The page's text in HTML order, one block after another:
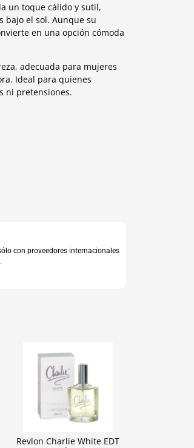
un toque cálido y sutil,
bajo el sol. Aunque su
en una opción cómoda
adecuada para mujeres
Ideal para quienes
ni pretensiones.
con proveedores internacionales
Revlon Charlie White EDT